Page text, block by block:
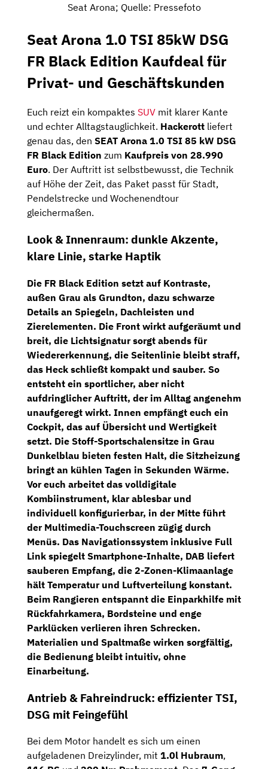
Seat Arona; Quelle: Pressefoto
Seat Arona 1.0 TSI 85kW DSG
FR Black Edition Kaufdeal für
Privat- und Geschäftskunden
Euch reizt ein kompaktes SUV mit klarer Kante
und echter Alltagstauglichkeit. Hackerott liefert
genau das, den SEAT Arona 1.0 TSI 85 kW DSG
FR Black Edition zum Kaufpreis von 28.990
Euro. Der Auftritt ist selbstbewusst, die Technik
auf Höhe der Zeit, das Paket passt für Stadt,
Pendelstrecke und Wochenendtour
gleichermaßen.
Look & Innenraum: dunkle Akzente,
klare Linie, starke Haptik
Die FR Black Edition setzt auf Kontraste,
außen Grau als Grundton, dazu schwarze
Details an Spiegeln, Dachleisten und
Zierelementen. Die Front wirkt aufgeräumt und
breit, die Lichtsignatur sorgt abends für
Wiedererkennung, die Seitenlinie bleibt straff,
das Heck schließt kompakt und sauber. So
entsteht ein sportlicher, aber nicht
aufdringlicher Auftritt, der im Alltag angenehm
unaufgeregt wirkt. Innen empfängt euch ein
Cockpit, das auf Übersicht und Wertigkeit
setzt. Die Stoff-Sportschalensitze in Grau
Dunkelblau bieten festen Halt, die Sitzheizung
bringt an kühlen Tagen in Sekunden Wärme.
Vor euch arbeitet das volldigitale
Kombiinstrument, klar ablesbar und
individuell konfigurierbar, in der Mitte führt
der Multimedia-Touchscreen zügig durch
Menüs. Das Navigationssystem inklusive Full
Link spiegelt Smartphone-Inhalte, DAB liefert
sauberen Empfang, die 2-Zonen-Klimaanlage
hält Temperatur und Luftverteilung konstant.
Beim Rangieren entspannt die Einparkhilfe mit
Rückfahrkamera, Bordsteine und enge
Parklücken verlieren ihren Schrecken.
Materialien und Spaltmaße wirken sorgfältig,
die Bedienung bleibt intuitiv, ohne
Einarbeitung.
Antrieb & Fahreindruck: effizienter TSI,
DSG mit Feingefühl
Bei dem Motor handelt es sich um einen
aufgeladenen Dreizylinder, mit 1.0l Hubraum,